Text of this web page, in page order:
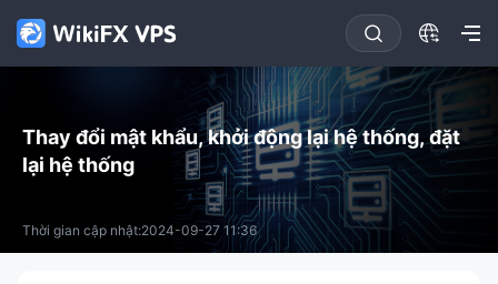
Thay đổi mật khẩu, khởi động lại hệ thống, đặt
lại hệ thống
Thời gian cập nhật:2024-09-27 11:36